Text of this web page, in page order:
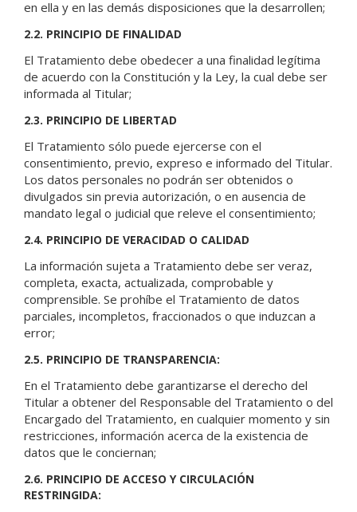
en ella y en las demás disposiciones que la desarrollen;
2.2. PRINCIPIO DE FINALIDAD
El Tratamiento debe obedecer a una finalidad legítima
de acuerdo con la Constitución y la Ley, la cual debe ser
informada al Titular;
2.3. PRINCIPIO DE LIBERTAD
El Tratamiento sólo puede ejercerse con el
consentimiento, previo, expreso e informado del Titular.
Los datos personales no podrán ser obtenidos o
divulgados sin previa autorización, o en ausencia de
mandato legal o judicial que releve el consentimiento;
2.4. PRINCIPIO DE VERACIDAD O CALIDAD
La información sujeta a Tratamiento debe ser veraz,
completa, exacta, actualizada, comprobable y
comprensible. Se prohíbe el Tratamiento de datos
parciales, incompletos, fraccionados o que induzcan a
error;
2.5. PRINCIPIO DE TRANSPARENCIA:
En el Tratamiento debe garantizarse el derecho del
Titular a obtener del Responsable del Tratamiento o del
Encargado del Tratamiento, en cualquier momento y sin
restricciones, información acerca de la existencia de
datos que le conciernan;
2.6. PRINCIPIO DE ACCESO Y CIRCULACIÓN
RESTRINGIDA: